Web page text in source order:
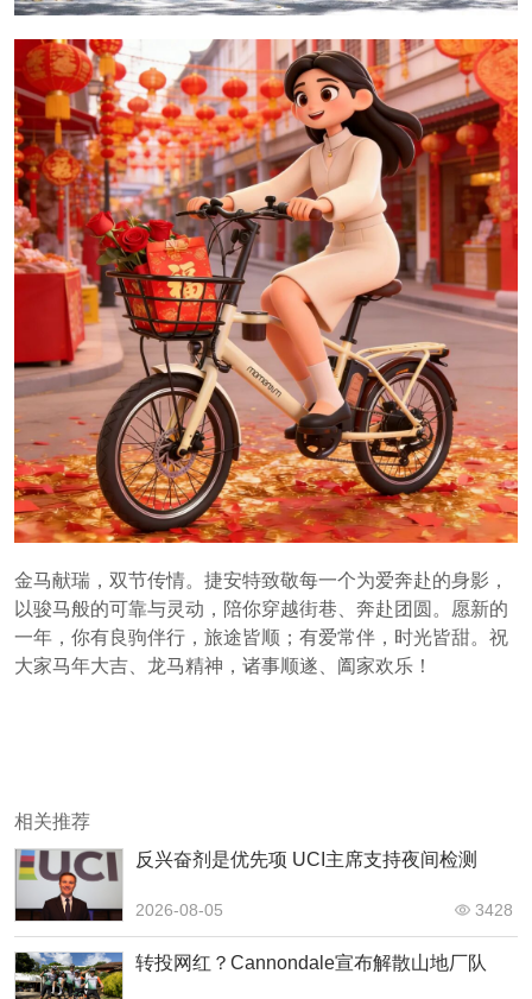
金马献瑞，双节传情。捷安特致敬每一个为爱奔赴的身影，
以骏马般的可靠与灵动，陪你穿越街巷、奔赴团圆。愿新的
一年，你有良驹伴行，旅途皆顺；有爱常伴，时光皆甜。祝
大家马年大吉、龙马精神，诸事顺遂、阖家欢乐！
相关推荐
反兴奋剂是优先项 UCI主席支持夜间检测
2026-08-05 3428
转投网红？Cannondale宣布解散山地厂队